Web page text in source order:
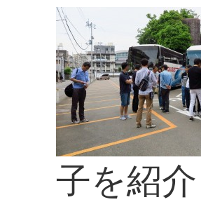
子を紹介